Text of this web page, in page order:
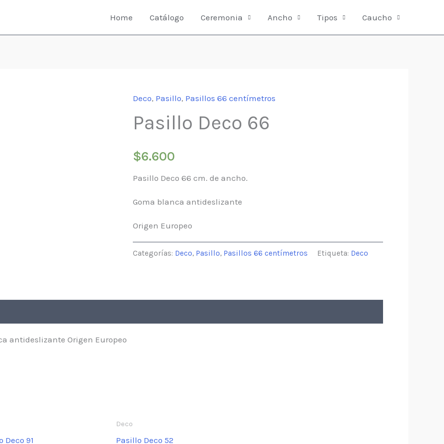
Home Catálogo Ceremonia Ancho Tipos Caucho
Deco, Pasillo, Pasillos 66 centímetros
Pasillo Deco 66
$6.600
Pasillo Deco 66 cm. de ancho.
Goma blanca antideslizante
Origen Europeo
Categorías: Deco, Pasillo, Pasillos 66 centímetros Etiqueta: Deco
antideslizante Origen Europeo
Deco 91
Deco
Pasillo Deco 52